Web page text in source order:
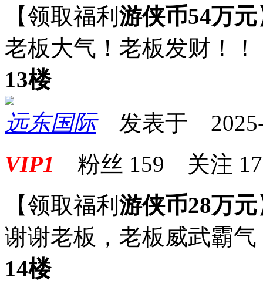
【领取福利 游侠币54万元
老板大气！老板发财！！
13楼
远东国际发表于 2025-
VIP1 粉丝 159 关注
【领取福利 游侠币28万元
谢谢老板，老板威武霸气
14楼